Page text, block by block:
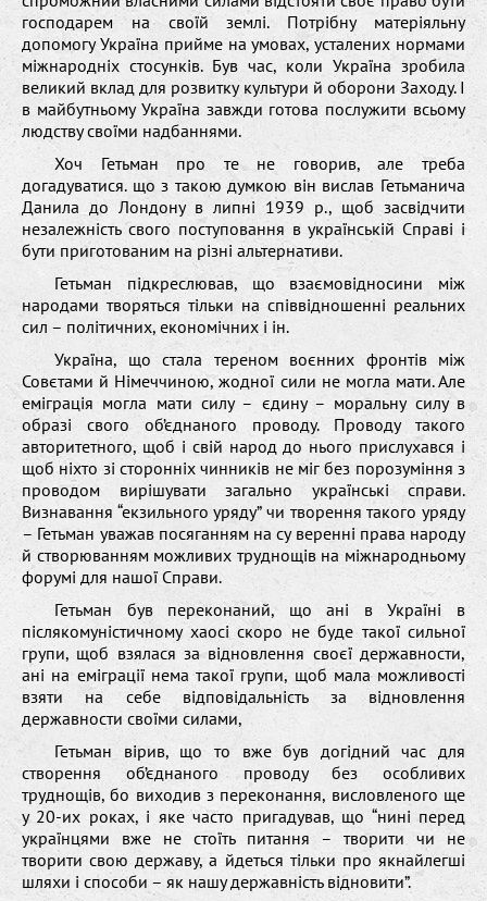
господарем на своїй землі. Потрібну матеріяльну
допомогу Україна прийме на умовах, усталених нормами
міжнародніх стосунків. Був час, коли Україна зробила
великий вклад для розвитку культури й оборони Заходу. І
в майбутньому Україна завжди готова послужити всьому
людству своїми надбаннями.
Хоч Гетьман про те не говорив, але треба
догадуватися. що з такою думкою він вислав Гетьманича
Данила до Лондону в липні 1939 р., щоб засвідчити
незалежність свого поступовання в українській Справі і
бути приготованим на різні альтернативи.
Гетьман підкреслював, що взаємовідносини між
народами творяться тільки на співвідношенні реальних
сил – політичних, економічних і ін.
Україна, що стала тереном воєнних фронтів між
Совєтами й Німеччиною, жодної сили не могла мати. Але
еміграція могла мати силу – єдину – моральну силу в
образі свого об’єднаного проводу. Проводу такого
авторитетного, щоб і свій народ до нього прислухався і
щоб ніхто зі сторонніх чинників не міг без порозуміння з
проводом вирішувати загально українські справи.
Визнавання “екзильного уряду” чи творення такого уряду
– Гетьман уважав посяганням на су веренні права народу
й створюванням можливих труднощів на міжнародньому
форумі для нашої Справи.
Гетьман був переконаний, що ані в Україні в
післякомуністичному хаосі скоро не буде такої сильної
групи, щоб взялася за відновлення своєї державности,
ані на еміграції нема такої групи, щоб мала можливості
взяти на себе відповідальність за відновлення
державности своїми силами,
Гетьман вірив, що то вже був догідний час для
створення об’єднаного проводу без особливих
труднощів, бо виходив з переконання, висловленого ще
у 20-их роках, і яке часто пригадував, що “нині перед
українцями вже не стоїть питання – творити чи не
творити свою державу, а йдеться тільки про якнайлегші
шляхи і способи – як нашу державність відновити”.